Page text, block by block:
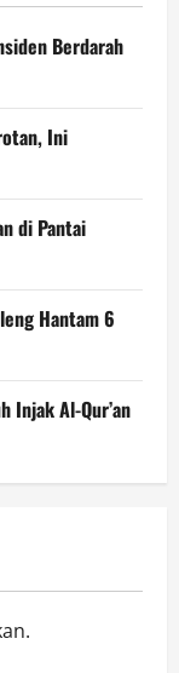
Berdarah
Ini
di Pantai
Hantam 6
Injak Al-Qur’an